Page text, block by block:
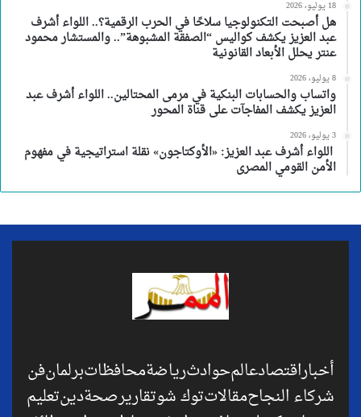
18 يوليو، 2026
هل أصبحت التكنولوجيا سلاحًا في الحرب الرقمية؟.. اللواء أشرف
عبد العزيز يكشف كواليس “الصفقة المشبوهة”.. والمستشار محمود
عنتر يحلل الأبعاد القانونية
8 يوليو، 2026
واتساب والحسابات البنكية في مرمى المحتالين.. اللواء أشرف عبد
العزيز يكشف المفاجآت على قناة المحور
3 يوليو، 2026
اللواء أشرف عبد العزيز: «الأوكتاجون» نقلة استراتيجية في مفهوم
الأمن القومي المصرى
أخباراقتصادعالمحوادثرياضةمحافظاتبرلمانفن
شركاء النجاحمقالاتتوك شوتقاريرصحةدينتعليم